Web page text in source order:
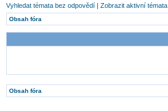
Vyhledat témata bez odpovědí | Zobrazit aktivní témata
Obsah fóra
Obsah fóra